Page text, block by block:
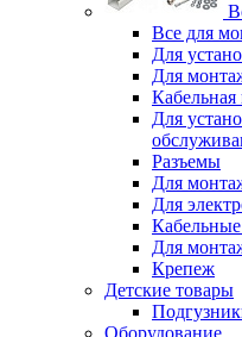
Все для
Для
Для
Для
Разъемы
Для
Для
Для
Крепеж
Детские товары
Оборудование